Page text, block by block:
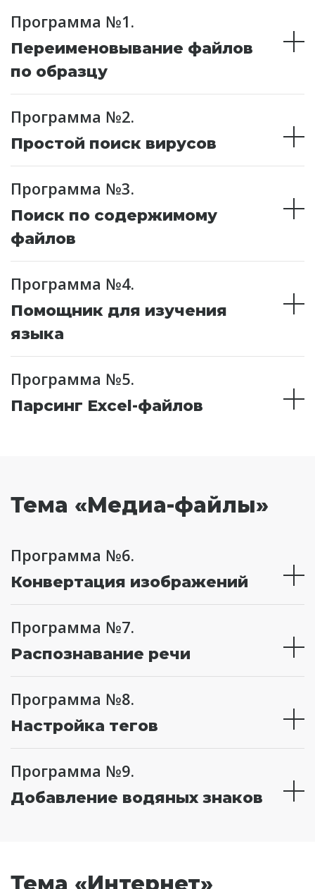
Программа №1.
Переименовывание файлов
по образцу
Программа №2.
Простой поиск вирусов
Программа №3.
Поиск по содержимому
файлов
Программа №4.
Помощник для изучения
языка
Программа №5.
Парсинг Excel-файлов
Тема «Медиа-файлы»
Программа №6.
Конвертация изображений
Программа №7.
Распознавание речи
Программа №8.
Настройка тегов
Программа №9.
Добавление водяных знаков
Тема «Интернет»